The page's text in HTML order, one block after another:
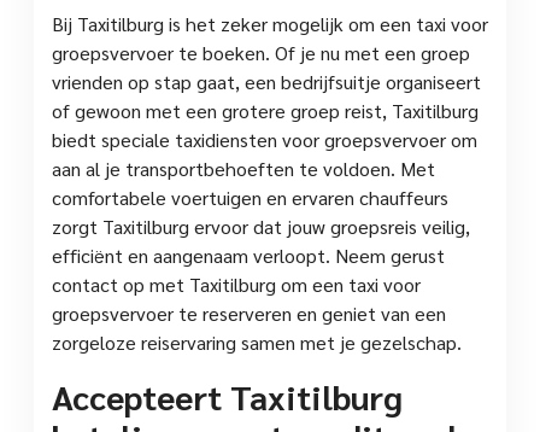
Bij Taxitilburg is het zeker mogelijk om een taxi voor
groepsvervoer te boeken. Of je nu met een groep
vrienden op stap gaat, een bedrijfsuitje organiseert
of gewoon met een grotere groep reist, Taxitilburg
biedt speciale taxidiensten voor groepsvervoer om
aan al je transportbehoeften te voldoen. Met
comfortabele voertuigen en ervaren chauffeurs
zorgt Taxitilburg ervoor dat jouw groepsreis veilig,
efficiënt en aangenaam verloopt. Neem gerust
contact op met Taxitilburg om een taxi voor
groepsvervoer te reserveren en geniet van een
zorgeloze reiservaring samen met je gezelschap.
Accepteert Taxitilburg